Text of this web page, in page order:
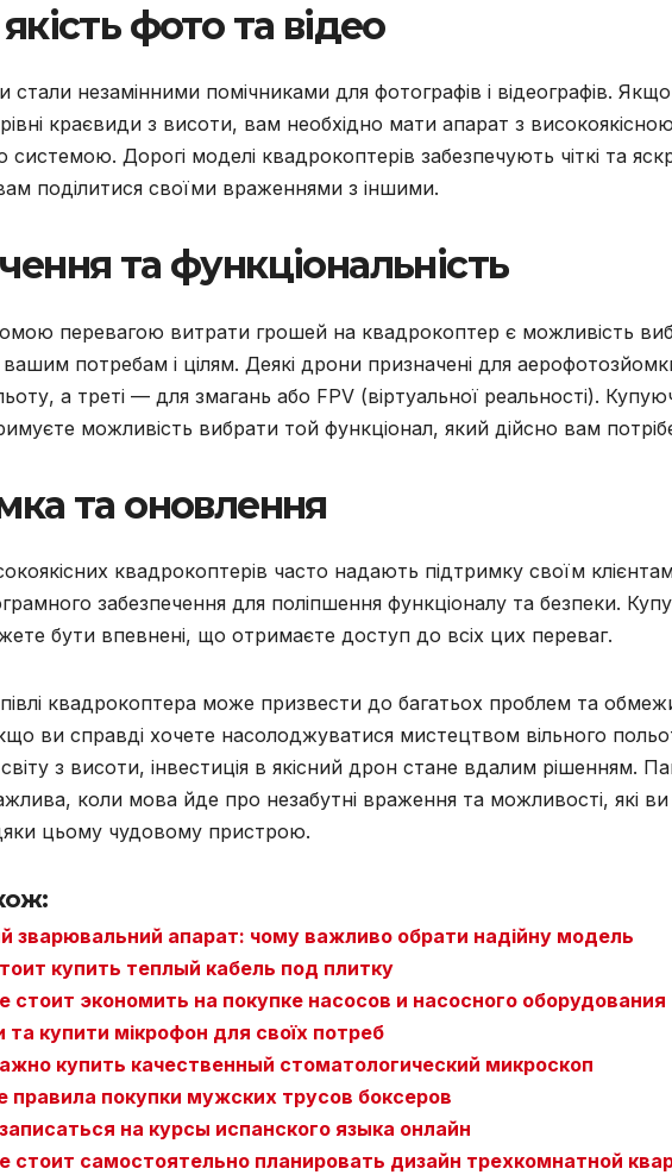
фото та відео
стали незамінними помічниками для фотографів і відеографів.
краєвиди з висоти, вам необхідно мати апарат з
системою. Дорогі моделі квадрокоптерів забезпечують чіткі та
поділитися своїми враженнями з іншими.
та функціональність
перевагою витрати грошей на квадрокоптер є можливість
вашим потребам і цілям. Деякі дрони призначені для
а треті — для змагань або FPV (віртуальної реальності).
можливість вибрати той функціонал, який дійсно вам
та оновлення
квадрокоптерів часто надають підтримку своїм клієнтам
забезпечення для поліпшення функціоналу та безпеки.
бути впевнені, що отримаєте доступ до всіх цих переваг.
квадрокоптера може призвести до багатьох проблем та
ви справді хочете насолоджуватися мистецтвом вільного
з висоти, інвестиція в якісний дрон стане вдалим рішенням.
коли мова йде про незабутні враження та можливості, які
цьому чудовому пристрою.
зварювальний апарат: чому важливо обрати надійну модель
купить теплый кабель под плитку
стоит экономить на покупке насосов и насосного оборудования
та купити мікрофон для своїх потреб
купить качественный стоматологический микроскоп
правила покупки мужских трусов боксеров
на курсы испанского языка онлайн
стоит самостоятельно планировать дизайн трехкомнатной